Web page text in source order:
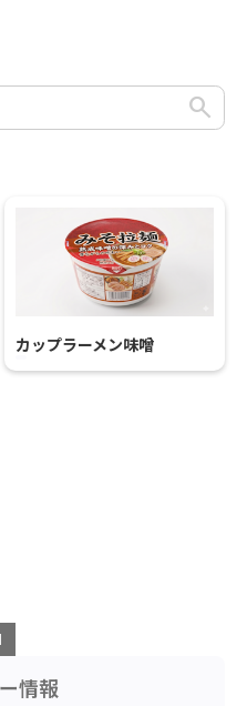
カップラーメン味噌
情報